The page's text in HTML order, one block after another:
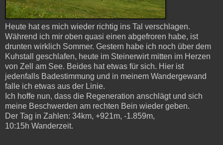
Heute hat es mich wieder richtig ins Tal verschlagen.
Während ich mir oben quasi einen abgefroren habe, ist
drunten wirklich Sommer. Gestern habe ich noch über dem
Kuhstall geschlafen, heute im Steinerwirt mitten im Herzen
von Zell am See. Beides hat etwas für sich. Hier ist
jedenfalls Badestimmung und in meinem Wandergewand
falle ich etwas aus der Linie.
Ich hoffe nun, dass die Regeneration anschlägt und sich
meine Beschwerden am rechten Bein wieder geben.
Der Tag in Zahlen: 34km, +921m, -1.859m,
10:15h Wanderzeit.